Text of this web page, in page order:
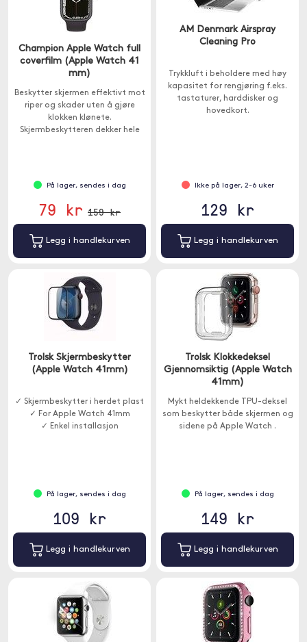
Champion Apple Watch full
coverfilm (Apple Watch 41
mm)
Beskytter skjermen effektivt mot
riper og skader uten å gjøre
klokken klønete.
Skjermbeskytteren dekker hele
følsomheten til skjermen.
På lager, sendes i dag
79 kr 159 kr
Legg i handlekurven
AM Denmark Airspray
Cleaning Pro
Trykkluft i beholdere med høy
kapasitet for rengjøring f.eks.
tastaturer, harddisker og
hovedkort.
Ikke på lager, 2-6 uker
129 kr
Legg i handlekurven
Trolsk Skjermbeskytter
(Apple Watch 41mm)
✓ Skjermbeskytter i herdet plast
✓ For Apple Watch 41mm
✓ Enkel installasjon
På lager, sendes i dag
109 kr
Legg i handlekurven
Trolsk Klokkedeksel
Gjennomsiktig (Apple Watch
41mm)
Mykt heldekkende TPU-deksel
som beskytter både skjermen og
sidene på Apple Watch .
På lager, sendes i dag
149 kr
Legg i handlekurven